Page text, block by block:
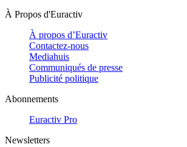
À Propos d'Euractiv
À propos d’Euractiv
Contactez-nous
Mediahuis
Communiqués de presse
Publicité politique
Abonnements
Euractiv Pro
Newsletters